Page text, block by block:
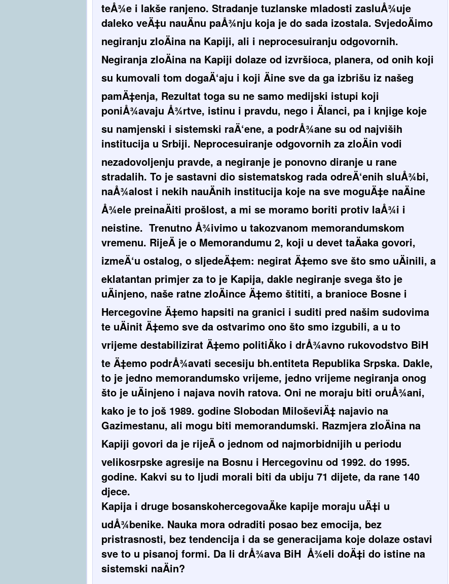
teÅ¾e i lakše ranjeno. Stradanje tuzlanske mladosti zasluÅ¾uje
daleko veÄ‡u nauÄnu paÅ¾nju koja je do sada izostala. SvjedoÄimo
negiranju zloÄina na Kapiji, ali i neprocesuiranju odgovornih.
Negiranja zloÄina na Kapiji dolaze od izvršioca, planera, od onih koji
su kumovali tom dogaÄ‘aju i koji Äine sve da ga izbrišu iz našeg
pamÄ‡enja, Rezultat toga su ne samo medijski istupi koji
poniÅ¾avaju Å¾rtve, istinu i pravdu, nego i Älanci, pa i knjige koje
su namjenski i sistemski raÄ‘ene, a podrÅ¾ane su od najviših
institucija u Srbiji. Neprocesuiranje odgovornih za zloÄin vodi
nezadovoljenju pravde, a negiranje je ponovno diranje u rane
stradalih. To je sastavni dio sistematskog rada odreÄ‘enih sluÅ¾bi,
naÅ¾alost i nekih nauÄnih institucija koje na sve moguÄ‡e naÄine
Å¾ele preinaÄiti prošlost, a mi se moramo boriti protiv laÅ¾i i
neistine. Trenutno Å¾ivimo u takozvanom memorandumskom
vremenu. RijeÄ je o Memorandumu 2, koji u devet taÄaka govori,
izmeÄ‘u ostalog, o sljedeÄ‡em: negirat Ä‡emo sve što smo uÄinili, a
eklatantan primjer za to je Kapija, dakle negiranje svega što je
uÄinjeno, naše ratne zloÄince Ä‡emo štititi, a branioce Bosne i
Hercegovine Ä‡emo hapsiti na granici i suditi pred našim sudovima
te uÄinit Ä‡emo sve da ostvarimo ono što smo izgubili, a u to
vrijeme destabilizirat Ä‡emo politiÄko i drÅ¾avno rukovodstvo BiH
te Ä‡emo podrÅ¾avati secesiju bh.entiteta Republika Srpska. Dakle,
to je jedno memorandumsko vrijeme, jedno vrijeme negiranja onog
što je uÄinjeno i najava novih ratova. Oni ne moraju biti oruÅ¾ani,
kako je to još 1989. godine Slobodan MiloševiÄ‡ najavio na
Gazimestanu, ali mogu biti memorandumski. Razmjera zloÄina na
Kapiji govori da je rijeÄ o jednom od najmorbidnijih u periodu
velikosrpske agresije na Bosnu i Hercegovinu od 1992. do 1995.
godine. Kakvi su to ljudi morali biti da ubiju 71 dijete, da rane 140
djece.
Kapija i druge bosanskohercegovaÄke kapije moraju uÄ‡i u
udÅ¾benike. Nauka mora odraditi posao bez emocija, bez
pristrasnosti, bez tendencija i da se generacijama koje dolaze ostavi
sve to u pisanoj formi. Da li drÅ¾ava BiH Å¾eli doÄ‡i do istine na
sistemski naÄin?